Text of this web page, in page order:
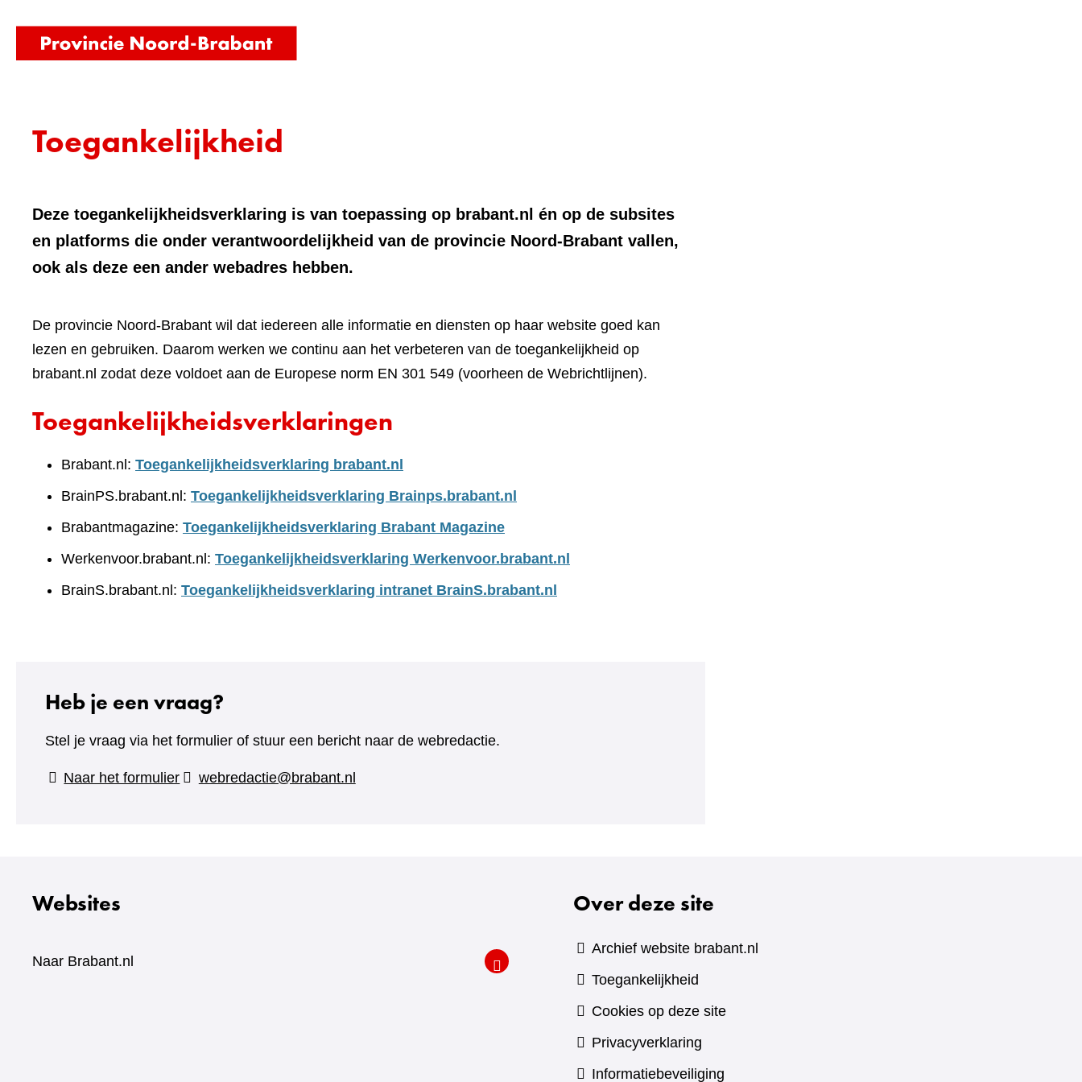
homepage)
Toegankelijkheid
Deze toegankelijkheidsverklaring is van toepassing op brabant.nl én op de subsites
en platforms die onder verantwoordelijkheid van de provincie Noord-Brabant vallen,
ook als deze een ander webadres hebben.
De provincie Noord-Brabant wil dat iedereen alle informatie en diensten op haar website goed kan
lezen en gebruiken. Daarom werken we continu aan het verbeteren van de toegankelijkheid op
brabant.nl zodat deze voldoet aan de Europese norm EN 301 549 (voorheen de Webrichtlijnen).
Toegankelijkheidsverklaringen
Brabant.nl: Toegankelijkheidsverklaring brabant.nl
BrainPS.brabant.nl: Toegankelijkheidsverklaring Brainps.brabant.nl
Brabantmagazine: Toegankelijkheidsverklaring Brabant Magazine
Werkenvoor.brabant.nl: Toegankelijkheidsverklaring Werkenvoor.brabant.nl
BrainS.brabant.nl: Toegankelijkheidsverklaring intranet BrainS.brabant.nl
Heb je een vraag?
Stel je vraag via het formulier of stuur een bericht naar de webredactie.
Naar het formulier(verwijst
webredactie@brabant.nl
Websites
Naar Brabant.nl
Over deze site
Archief website brabant.nl
Toegankelijkheid
Cookies op deze site
Privacyverklaring
Informatiebeveiliging